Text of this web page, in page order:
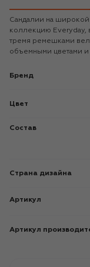
Сандалии на
коллекцию Everyday,
тремя ремешками
объемными цветами
Бренд
Цвет
Состав
Страна дизайна
Артикул
Артикул